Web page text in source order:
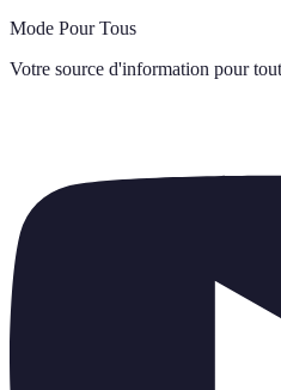
Mode Pour Tous
Votre source d'information pour